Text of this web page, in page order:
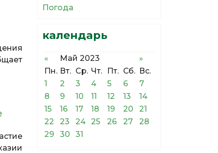
Погода
календарь
« Май 2023
»
Пн. Вт. Ср. Чт. Пт. Сб. Вс.
1
2 3 4 5 6
7
8
9 10 11 12 13
14
15
16 17 18 19 20
21
22
23 24 25 26 27
28
29
30 31